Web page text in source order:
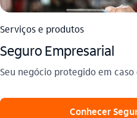
Serviços e produtos
Seguro Empresarial
Seu negócio protegido em
Conhecer